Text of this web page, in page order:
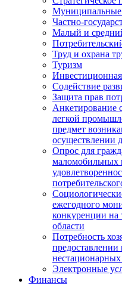
Частно-
Малый и
Труд и охрана
Туризм
Инвестиционная
Содействие
Защита прав
Анкетирование
легкой
предмет
осуществлении
Опрос для
маломобильных
ежегодного
конкуренции на
области
Потребность
предоставлении
Электронные
Финансы